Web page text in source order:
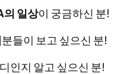
의 일상이 궁금하신 분!
분들이 보고 싶으신 분!
인지 알고 싶으신 분!